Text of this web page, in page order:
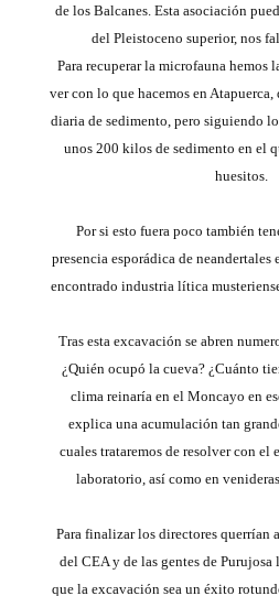
de los Balcanes. Esta asociación
del Pleistoceno superior, nos
Para recuperar la microfauna hemos
ver con lo que hacemos en
diaria de sedimento, pero siguiendo
unos 200 kilos de sedimento en el
huesitos.
Por si esto fuera poco también
presencia esporádica de neandertales
encontrado industria lítica
Tras esta excavación se abren
¿Quién ocupó la cueva? ¿Cuánto
clima reinaría en el Moncayo en
explica una acumulación tan
cuales trataremos de resolver con el
laboratorio, así como en
Para finalizar los directores querrían
del CEA y de las gentes de Purujosa
que la excavación sea un éxito